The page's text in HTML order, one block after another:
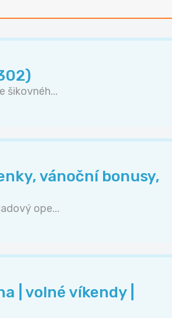
šikovnéh...
vánoční bonusy,
ope...
| volné víkendy |